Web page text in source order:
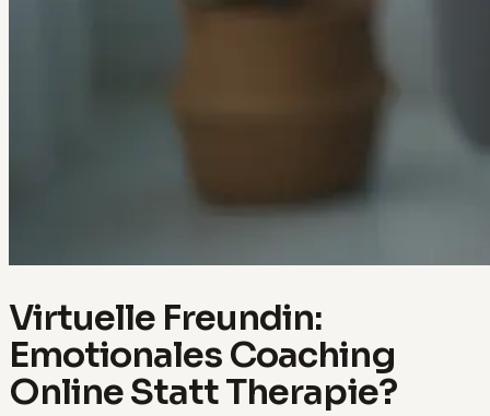
Virtuelle Freundin:
Emotionales Coaching
Online Statt Therapie?